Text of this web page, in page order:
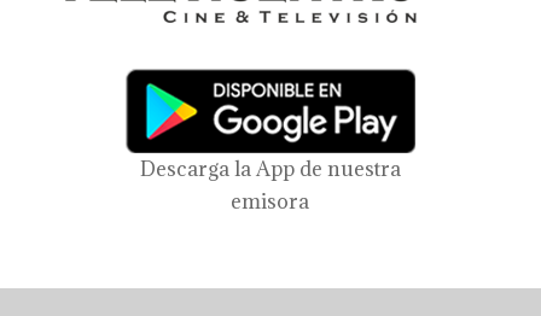
Descarga la App de nuestra
emisora